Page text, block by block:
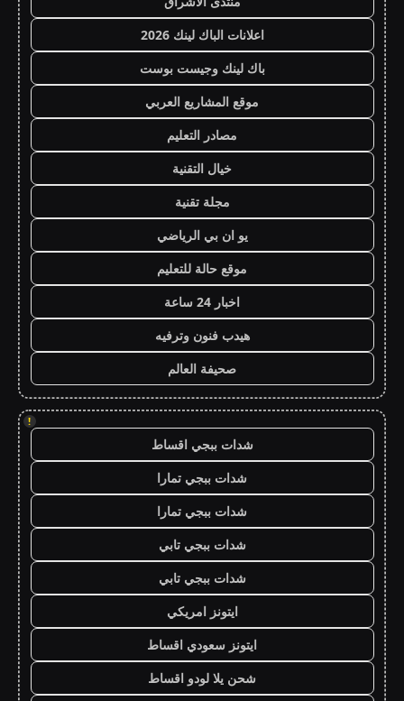
اعلانات الباك لينك 2026
باك لينك وجيست بوست
موقع المشاريع العربي
مصادر التعليم
خيال التقنية
مجلة تقنية
يو ان بي الرياضي
موقع حالة للتعليم
اخبار 24 ساعة
هيدب فنون وترفيه
صحيفة العالم
!
شدات ببجي اقساط
شدات ببجي تمارا
شدات ببجي تمارا
شدات ببجي تابي
شدات ببجي تابي
ايتونز امريكي
ايتونز سعودي اقساط
شحن يلا لودو اقساط